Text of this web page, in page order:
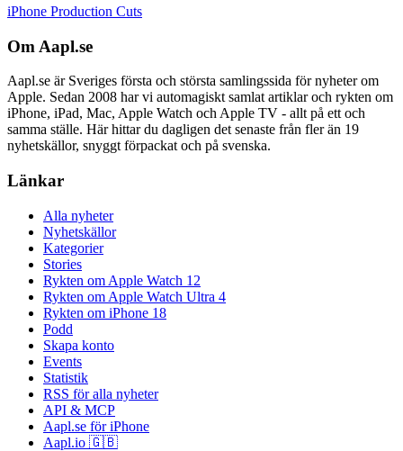
iPhone Production Cuts
Om Aapl.se
Aapl.se är Sveriges första och största samlingssida för nyheter om
Apple. Sedan 2008 har vi automagiskt samlat artiklar och rykten om
iPhone, iPad, Mac, Apple Watch och Apple TV - allt på ett och
samma ställe. Här hittar du dagligen det senaste från fler än 19
nyhetskällor, snyggt förpackat och på svenska.
Länkar
Alla nyheter
Nyhetskällor
Kategorier
Stories
Rykten om Apple Watch 12
Rykten om Apple Watch Ultra 4
Rykten om iPhone 18
Podd
Skapa konto
Events
Statistik
RSS för alla nyheter
API & MCP
Aapl.se för iPhone
Aapl.io 🇬🇧